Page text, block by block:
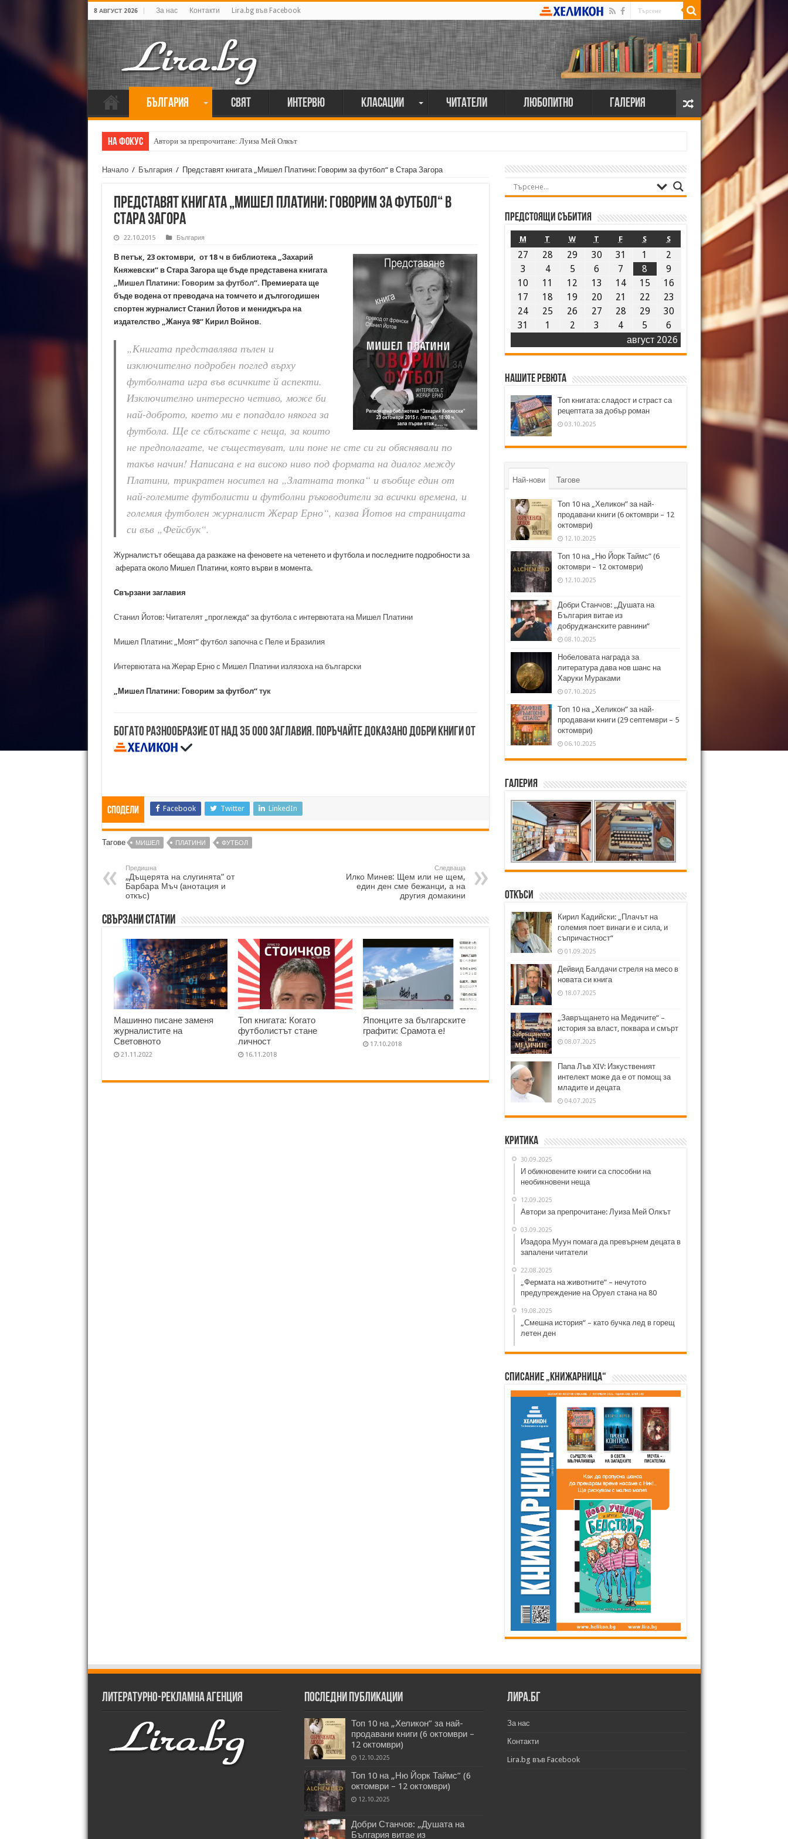
8 АВГУСТ 2026 За нас Контакти Lira.bg във Facebook
България Свят Интервю Класации Читатели Любопитно Галерия
На фокус Автори за препрочитане: Луиза Мей Олкът
Начало / България / Представят книгата „Мишел Платини: Говорим за футбол“ в Стара Загора
Представят книгата „Мишел Платини: Говорим за футбол“ в
Стара Загора
22.10.2015 България
В петък, 23 октомври, от 18 ч в библиотека „Захарий
Княжевски“ в Стара Загора ще бъде представена книгата
„Мишел Платини: Говорим за футбол“. Премиерата ще
бъде водена от преводача на томчето и дългогодишен
спортен журналист Станил Йотов и мениджъра на
издателство „Жануа 98“ Кирил Войнов.
„Книгата представлява пълен и
изключително подробен поглед върху
футболната игра във всичките й аспекти.
Изключително интересно четиво, може би
най-доброто, което ми е попадало някога за
футбола. Ще се сблъскате с неща, за които
не предполагате, че съществуват, или поне не сте си ги обяснявали по
такъв начин! Написана е на високо ниво под формата на диалог между
Платини, трикратен носител на „Златната топка“ и въобще един от
най-големите футболисти и футболни ръководители за всички времена, и
големия футболен журналист Жерар Ерно“, казва Йотов на страницата
си във „Фейсбук“.
Журналистът обещава да разкаже на феновете на четенето и футбола и последните подробности за
аферата около Мишел Платини, която върви в момента.
Свързани заглавия
Станил Йотов: Читателят „проглежда“ за футбола с интервютата на Мишел Платини
Мишел Платини: „Моят” футбол започна с Пеле и Бразилия
Интервютата на Жерар Ерно с Мишел Платини излязоха на български
„Мишел Платини: Говорим за футбол“ тук
Богато разнообразие от над 35 000 заглавия. Поръчайте доказано добри книги от
Сподели Facebook Twitter LinkedIn
Тагове МИШЕЛ ПЛАТИНИ ФУТБОЛ
Предишна
„Дъщерята на слугинята“ от
Барбара Мъч (анотация и
откъс)
Следваща
Илко Минев: Щем или не щем,
един ден сме бежанци, а на
другия домакини
Свързани статии
Машинно писане заменя
журналистите на
Световното
21.11.2022
Топ книгата: Когато
футболистът стане
личност
16.11.2018
Японците за българските
графити: Срамота е!
17.10.2018
Предстоящи събития
август 2026
M T W T F S S
27 28 29 30 31 1
2
3
4 5 6 7 8
9
10
11 12 13 14 15
16
17
18 19 20 21 22
23
24
25 26 27 28 29
30
31
1 2 3 4 5 6
Нашите ревюта
Топ книгата: сладост и страст са
рецептата за добър роман
03.10.2025
Най-нови Тагове
Топ 10 на „Хеликон” за най-
продавани книги (6 октомври – 12
октомври)
12.10.2025
Топ 10 на „Ню Йорк Таймс” (6
октомври – 12 октомври)
12.10.2025
Добри Станчов: „Душата на
България витае из
добруджанските равнини“
08.10.2025
Нобеловата награда за
литература дава нов шанс на
Харуки Мураками
07.10.2025
Топ 10 на „Хеликон” за най-
продавани книги (29 септември – 5
октомври)
06.10.2025
Галерия
Откъси
Кирил Кадийски: „Плачът на
големия поет винаги е и сила, и
съпричастност“
01.09.2025
Дейвид Балдачи стреля на месо в
новата си книга
18.07.2025
„Завръщането на Медичите“ –
история за власт, поквара и смърт
08.07.2025
Папа Лъв XIV: Изкуственият
интелект може да е от помощ за
младите и децата
04.07.2025
Критика
30.09.2025
И обикновените книги са способни на
необикновени неща
12.09.2025
Автори за препрочитане: Луиза Мей Олкът
03.09.2025
Изадора Муун помага да превърнем децата в
запалени читатели
22.08.2025
„Фермата на животните“ – нечутото
предупреждение на Оруел стана на 80
19.08.2025
„Смешна история“ – като бучка лед в горещ
летен ден
Списание „Книжарница“
Литературно-рекламна агенция Последни публикации
Топ 10 на „Хеликон” за най-
продавани книги (6 октомври –
12 октомври)
12.10.2025
Топ 10 на „Ню Йорк Таймс” (6
октомври – 12 октомври)
12.10.2025
Добри Станчов: „Душата на
България витае из
Лира.бг
За нас
Контакти
Lira.bg във Facebook